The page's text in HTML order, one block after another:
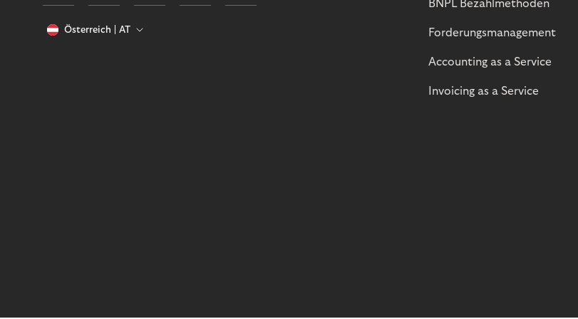
Österreich AT
BNPL Bezahlmethoden
Forderungsmanagement
Accounting as a Service
Invoicing as a Service